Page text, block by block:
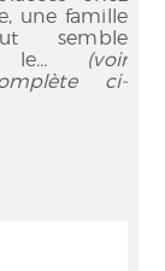
une famille
semble
le... (voir
ci-